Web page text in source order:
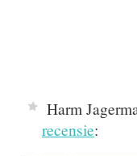
Harm
recensie: